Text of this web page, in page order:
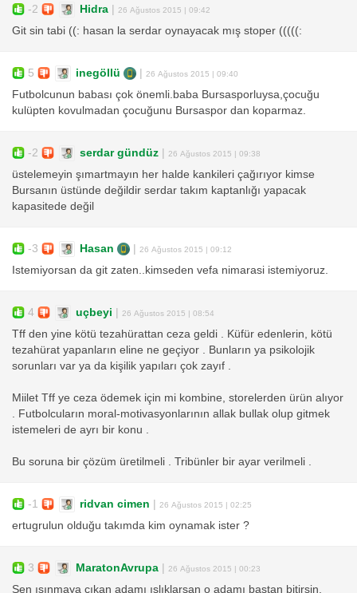
-2 Hidra 26 Ağustos 2015 | 09:42
Git sin tabi ((: hasan la serdar oynayacak mış stoper (((((:
5 inegöllü 26 Ağustos 2015 | 09:40
Futbolcunun babası çok önemli.baba Bursasporluysa,çocuğu
kulüpten kovulmadan çocuğunu Bursaspor dan koparmaz.
-2 serdar gündüz 26 Ağustos 2015 | 09:38
üstelemeyin şımartmayın her halde kankileri çağırıyor kimse
Bursanın üstünde değildir serdar takım kaptanlığı yapacak
kapasitede değil
-3 Hasan 26 Ağustos 2015 | 09:12
Istemiyorsan da git zaten..kimseden vefa nimarasi istemiyoruz.
4 uçbeyi 26 Ağustos 2015 | 08:54
Tff den yine kötü tezahürattan ceza geldi . Küfür edenlerin, kötü
tezahürat yapanların eline ne geçiyor . Bunların ya psikolojik
sorunları var ya da kişilik yapıları çok zayıf .
Miilet Tff ye ceza ödemek için mi kombine, storelerden ürün alıyor
. Futbolcuların moral-motivasyonlarının allak bullak olup gitmek
istemeleri de ayrı bir konu .
Bu soruna bir çözüm üretilmeli . Tribünler bir ayar verilmeli .
-1 ridvan cimen 26 Ağustos 2015 | 02:25
ertugrulun olduğu takımda kim oynamak ister ?
3 MaratonAvrupa 26 Ağustos 2015 | 00:23
Sen ısınmaya çıkan adamı ıslıklarsan o adamı baştan bitirsin.